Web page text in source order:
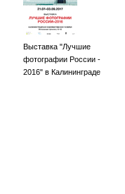
Выставка "Лучшие
фотографии России -
2016" в Калининграде